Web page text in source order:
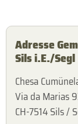
Adresse
Sils i.E./Segl
Chesa
Via da Marias
CH-7514 Sils /